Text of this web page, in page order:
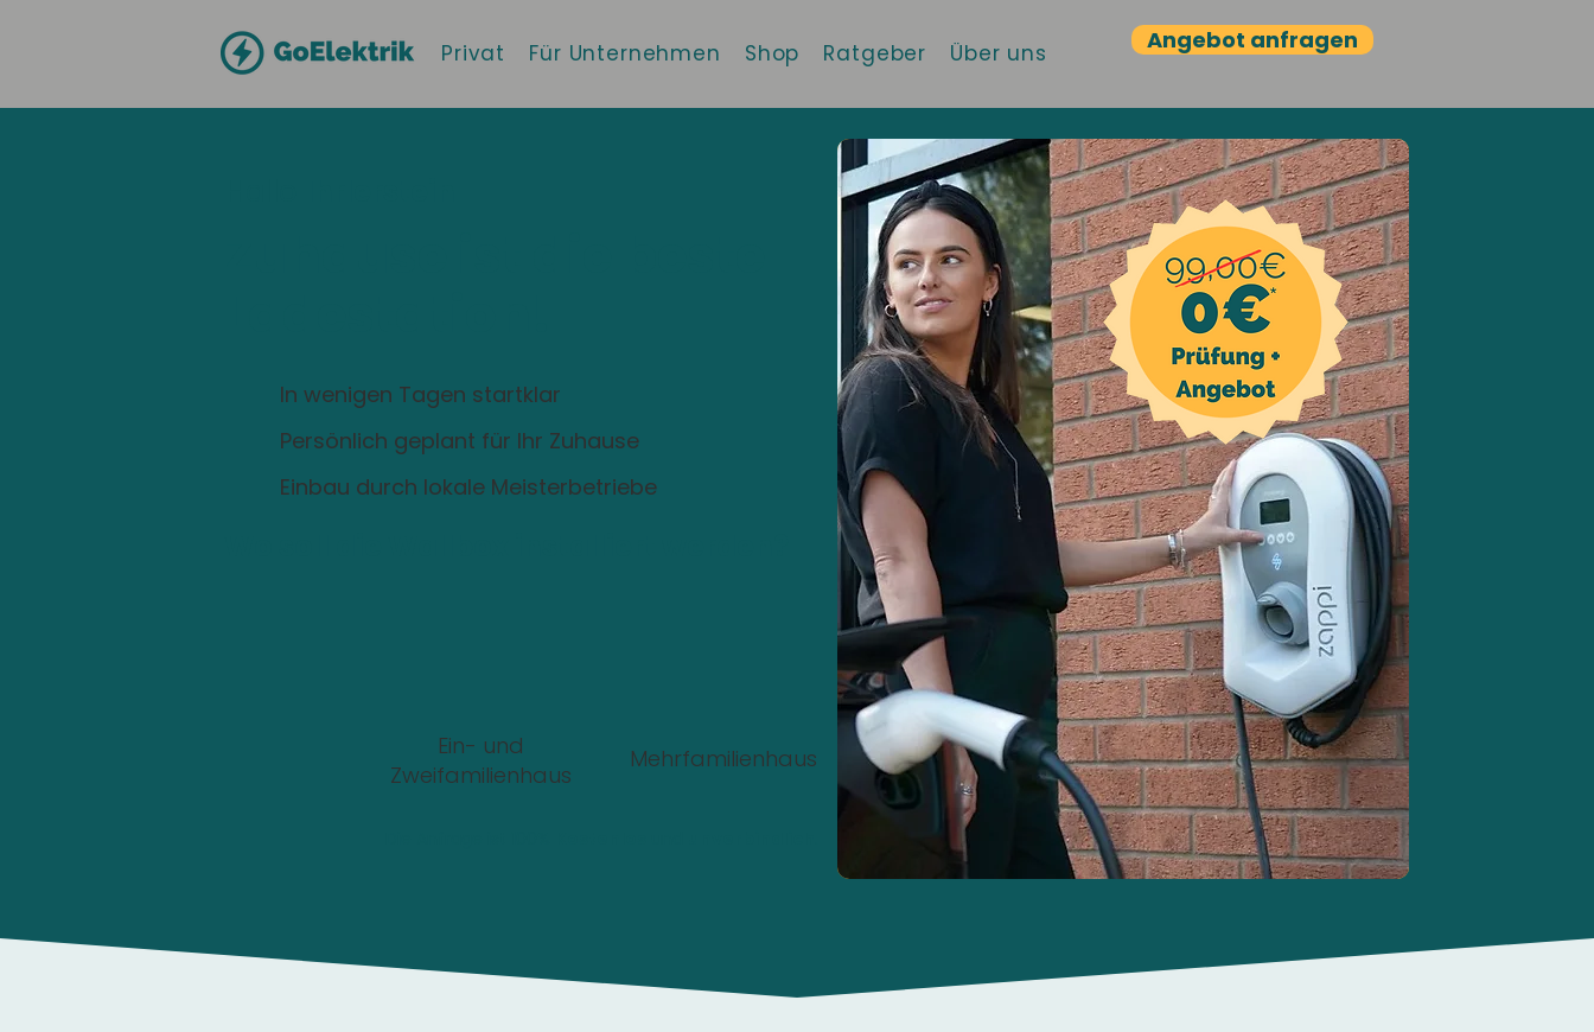
Privat Für Unternehmen Shop Ratgeber Über uns Angebot anfragen
In wenigen Tagen startklar
Persönlich geplant für Ihr Zuhause
Einbau durch lokale Meisterbetriebe
Ein- und
Zweifamilienhaus
Mehrfamilienhaus